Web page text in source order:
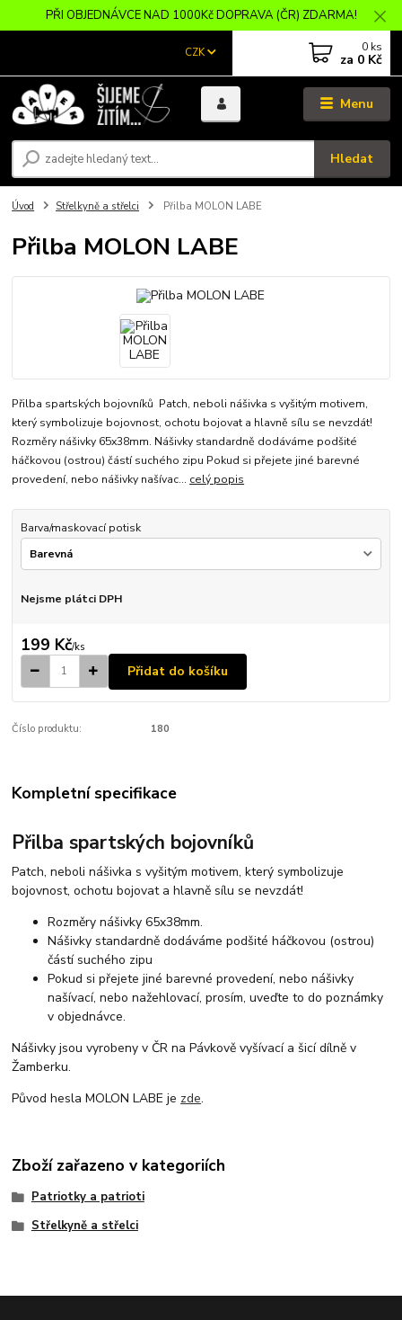
PŘI OBJEDNÁVCE NAD 1000Kč DOPRAVA (ČR) ZDARMA!
Menu
CZK
Hledat
0 ks
za 0 Kč
Úvod Střelkyně a střelci Přilba MOLON LABE
Přilba MOLON LABE
Přilba spartských bojovníků Patch, neboli nášivka s vyšitým motivem,
který symbolizuje bojovnost, ochotu bojovat a hlavně sílu se nevzdát!
Rozměry nášivky 65x38mm. Nášivky standardně dodáváme podšité
háčkovou (ostrou) částí suchého zipu Pokud si přejete jiné barevné
provedení, nebo nášivky našívac... celý popis
Barva/maskovací potisk
Nejsme plátci DPH
199 Kč/ks
Přidat do košíku
Číslo produktu: 180
Kompletní specifikace
Přilba spartských bojovníků
Patch, neboli nášivka s vyšitým motivem, který symbolizuje
bojovnost, ochotu bojovat a hlavně sílu se nevzdát!
Rozměry nášivky 65x38mm.
Nášivky standardně dodáváme podšité háčkovou (ostrou)
částí suchého zipu
Pokud si přejete jiné barevné provedení, nebo nášivky
našívací, nebo nažehlovací, prosím, uveďte to do poznámky
v objednávce.
Nášivky jsou vyrobeny v ČR na Pávkově vyšívací a šicí dílně v
Žamberku.
Původ hesla MOLON LABE je zde.
Zboží zařazeno v kategoriích
Patriotky a patrioti
Střelkyně a střelci